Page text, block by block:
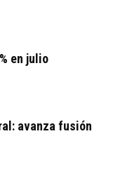
en julio
avanza fusión